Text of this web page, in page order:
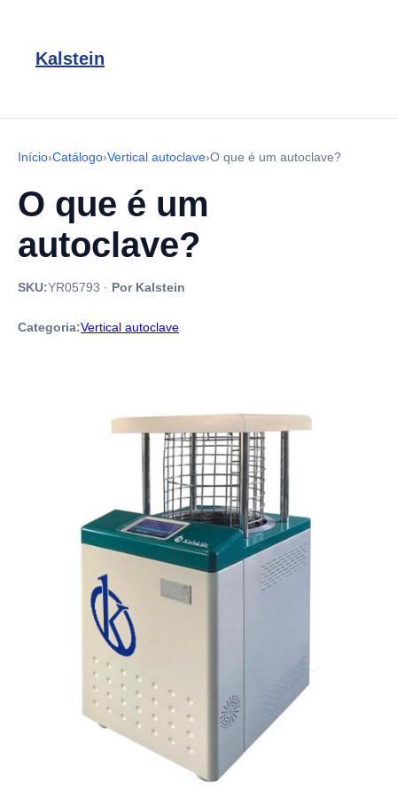
Kalstein
Início›Catálogo›Vertical autoclave›O que é um autoclave?
O que é um
autoclave?
SKU:YR05793 · Por Kalstein
Categoria:Vertical autoclave